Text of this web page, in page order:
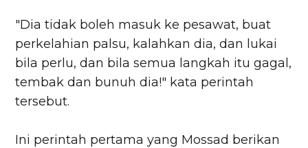
"Dia tidak boleh masuk ke pesawat, buat
perkelahian palsu, kalahkan dia, dan lukai
bila perlu, dan bila semua langkah itu gagal,
tembak dan bunuh dia!" kata perintah
tersebut.
Ini perintah pertama yang Mossad berikan